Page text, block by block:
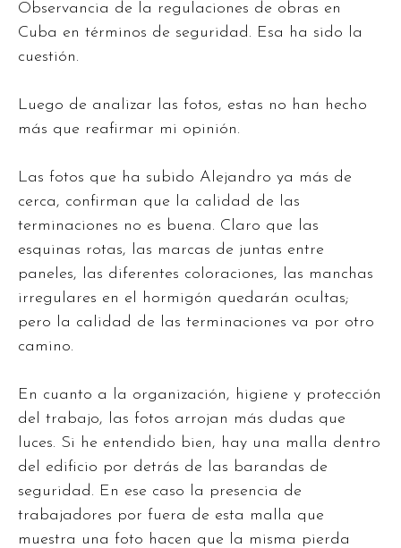
Observancia de la regulaciones de obras en
Cuba en términos de seguridad. Esa ha sido la
cuestión.
Luego de analizar las fotos, estas no han hecho
más que reafirmar mi opinión.
Las fotos que ha subido Alejandro ya más de
cerca, confirman que la calidad de las
terminaciones no es buena. Claro que las
esquinas rotas, las marcas de juntas entre
paneles, las diferentes coloraciones, las manchas
irregulares en el hormigón quedarán ocultas;
pero la calidad de las terminaciones va por otro
camino.
En cuanto a la organización, higiene y protección
del trabajo, las fotos arrojan más dudas que
luces. Si he entendido bien, hay una malla dentro
del edificio por detrás de las barandas de
seguridad. En ese caso la presencia de
trabajadores por fuera de esta malla que
muestra una foto hacen que la misma pierda